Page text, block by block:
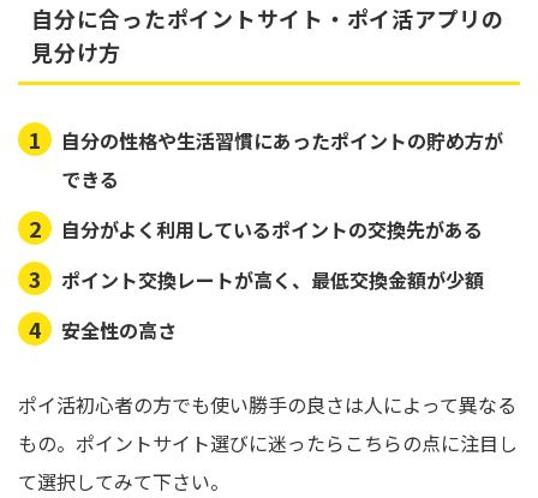
自分に合ったポイントサイト・ポイ活アプリの
見分け方
自分の性格や生活習慣にあったポイントの貯め方が
できる
自分がよく利用しているポイントの交換先がある
ポイント交換レートが高く、最低交換金額が少額
安全性の高さ
ポイ活初心者の方でも使い勝手の良さは人によって異なる
もの。ポイントサイト選びに迷ったらこちらの点に注目し
て選択してみて下さい。